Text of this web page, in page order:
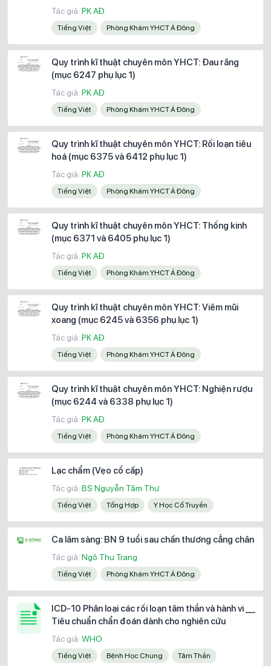
Tác giả: PK AĐ
Tiếng Việt Phòng Khám YHCT Á Đông
Quy trình kĩ thuật chuyên môn YHCT: Đau răng
(mục 6247 phụ lục 1)
Tác giả: PK AĐ
Tiếng Việt Phòng Khám YHCT Á Đông
Quy trình kĩ thuật chuyên môn YHCT: Rối loạn tiêu
hoá (mục 6375 và 6412 phụ lục 1)
Tác giả: PK AĐ
Tiếng Việt Phòng Khám YHCT Á Đông
Quy trình kĩ thuật chuyên môn YHCT: Thống kinh
(mục 6371 và 6405 phụ lục 1)
Tác giả: PK AĐ
Tiếng Việt Phòng Khám YHCT Á Đông
Quy trình kĩ thuật chuyên môn YHCT: Viêm mũi
xoang (mục 6245 và 6356 phụ lục 1)
Tác giả: PK AĐ
Tiếng Việt Phòng Khám YHCT Á Đông
Quy trình kĩ thuật chuyên môn YHCT: Nghiện rượu
(mục 6244 và 6338 phụ lục 1)
Tác giả: PK AĐ
Tiếng Việt Phòng Khám YHCT Á Đông
Lạc chẩm (Vẹo cổ cấp)
Tác giả: BS Nguyễn Tâm Thư
Tiếng Việt Tổng Hợp Y Học Cổ Truyền
Ca lâm sàng: BN 9 tuổi sau chấn thương cẳng chân
Tác giả: Ngô Thu Trang
Tiếng Việt Phòng Khám YHCT Á Đông
ICD-10 Phân loại các rối loạn tâm thần và hành vi __
Tiêu chuẩn chẩn đoán dành cho nghiên cứu
Tác giả: WHO
Tiếng Việt Bệnh Học Chung Tâm Thần